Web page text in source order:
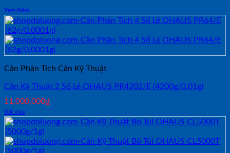
Xem thêm
Cân Phân Tích Cân Kỹ Thuật
Cân Kỹ Thuật 2 Số Lẻ OHAUS PR4202/E (4200g/0.01g)
11,000,000₫
Đặt mua